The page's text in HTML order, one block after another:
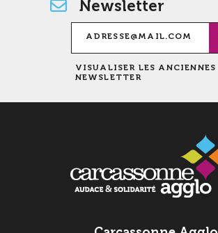
Newsletter
VISUALISER LES ANCIENNES
NEWSLETTER